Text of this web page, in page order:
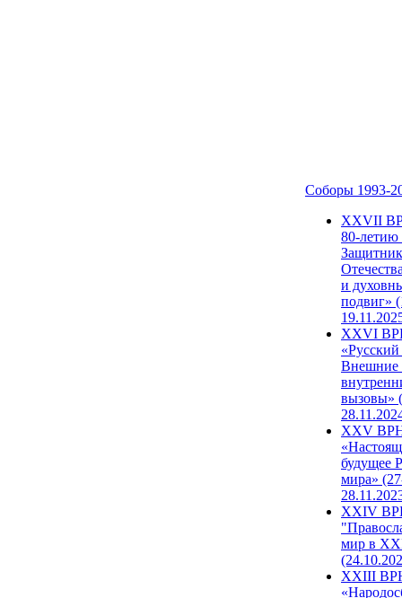
Соборы 1993-
ХХVII
80-
и
подвиг»
XXVI
Внешние
вызовы»
XXV
будущее
мира»
XXIV
мир в
XXIII